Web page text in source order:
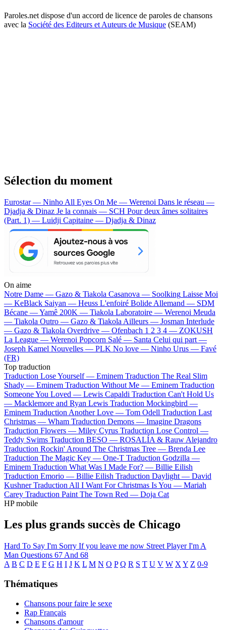
Paroles.net dispose d'un accord de licence de paroles de chansons
avec la Société des Editeurs et Auteurs de Musique (SEAM)
Sélection du moment
Eurostar — Ninho All Eyes On Me — Werenoi Dans le réseau —
Djadja & Dinaz Je la connais — SCH Pour deux âmes solitaires
(Part. 1) — Luidji Capitaine — Djadja & Dinaz
On aime
Notre Dame — Gazo & Tiakola Casanova — Soolking Laisse Moi
— KeBlack Saiyan — Heuss L'enfoiré Bolide Allemand — SDM
Bécane —Yamê 200K — Tiakola Laboratoire — Werenoi Meuda
— Tiakola Outro — Gazo & Tiakola Ailleurs — Josman Interlude
— Gazo & Tiakola Overdrive — Ofenbach 1 2 3 4 — ZOKUSH
La League — Werenoi Popcorn Salé — Santa Celui qui part —
Joseph Kamel Nouvelles — PLK No love — Ninho Urus — Favé
(FR)
Top traduction
Traduction Lose Yourself — Eminem Traduction The Real Slim
Shady — Eminem Traduction Without Me — Eminem Traduction
Someone You Loved — Lewis Capaldi Traduction Can't Hold Us
— Macklemore and Ryan Lewis Traduction Mockingbird —
Eminem Traduction Another Love — Tom Odell Traduction Last
Christmas — Wham Traduction Demons — Imagine Dragons
Traduction Flowers — Miley Cyrus Traduction Lose Control —
Teddy Swims Traduction BESO — ROSALÍA & Rauw Alejandro
Traduction Rockin' Around The Christmas Tree — Brenda Lee
Traduction The Magic Key — One-T Traduction Godzilla —
Eminem Traduction What Was I Made For? — Billie Eilish
Traduction Emorio — Billie Eilish Traduction Daylight — David
Kushner Traduction All I Want For Christmas Is You — Mariah
Carey Traduction Paint The Town Red — Doja Cat
HP mobile
Les plus grands succès de Chicago
Hard To Say I'm Sorry If you leave me now Street PlayerI'm A
Man Questions 67 And 68
A B C D E F G H I J K L M N O P Q R S T U V W X Y Z 0-9
Thématiques
Chansons pour faire le sexe
Rap Français
Chansons d'amour